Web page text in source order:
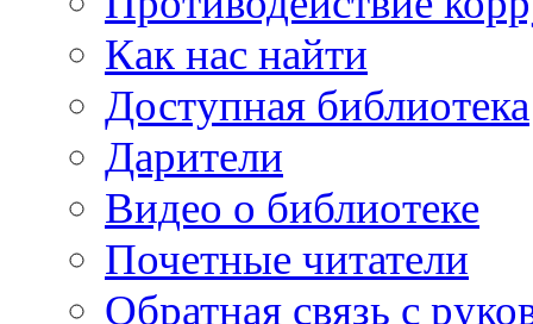
Как нас найти
Доступная библиотека
Дарители
Видео о библиотеке
Почетные читатели
Обратная связь с